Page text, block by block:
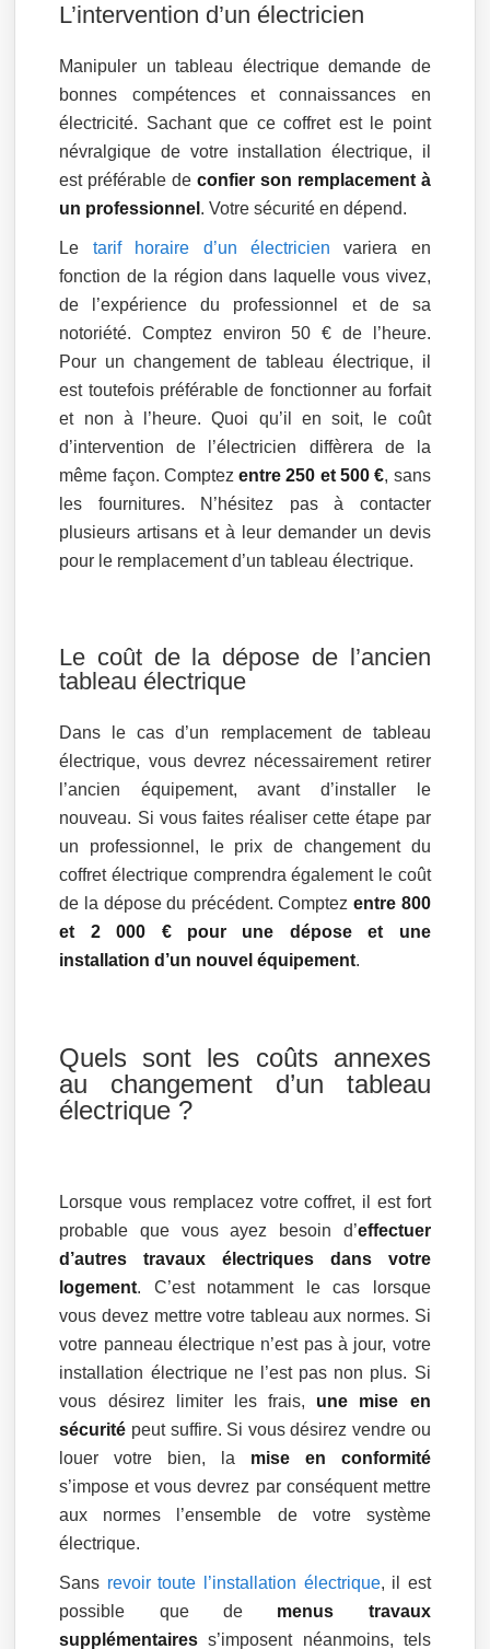
L’intervention d’un électricien
Manipuler un tableau électrique demande de
bonnes compétences et connaissances en
électricité. Sachant que ce coffret est le point
névralgique de votre installation électrique, il
est préférable de confier son remplacement à
un professionnel . Votre sécurité en dépend.
Le tarif horaire d’un électricien variera en
fonction de la région dans laquelle vous vivez,
de l’expérience du professionnel et de sa
notoriété. Comptez environ 50 € de l’heure.
Pour un changement de tableau électrique, il
est toutefois préférable de fonctionner au forfait
et non à l’heure. Quoi qu’il en soit, le coût
d’intervention de l’électricien diffèrera de la
même façon. Comptezentre 250 et 500 €, sans
les fournitures. N’hésitez pas à contacter
plusieurs artisans et à leur demander un devis
pour le remplacement d’un tableau électrique.
Le coût de la dépose de l’ancien
tableau électrique
Dans le cas d’un remplacement de tableau
électrique, vous devrez nécessairement retirer
l’ancien équipement, avant d’installer le
nouveau. Si vous faites réaliser cette étape par
un professionnel, le prix de changement du
coffret électrique comprendra également le coût
de la dépose du précédent. Comptez entre 800
et 2 000 €
pour une dépose et une
installation d’un nouvel équipement.
Quels sont les coûts annexes
au changement d’un tableau
électrique ?
Lorsque vous remplacez votre coffret, il est fort
probable que vous ayez besoin d’effectuer
d’autres travaux électriques dans votre
logement. C’est notamment le cas lorsque
vous devez mettre votre tableau aux normes. Si
votre panneau électrique n’est pas à jour, votre
installation électrique ne l’est pas non plus. Si
vous désirez limiter les frais, une mise en
sécurité peut suffire. Si vous désirez vendre ou
louer votre bien, la mise en conformité
s’impose et vous devrez par conséquent mettre
aux normes l’ensemble de votre système
électrique.
Sans revoir toute l’installation électrique, il est
possible que de menus travaux
supplémentaires s’imposent néanmoins, tels